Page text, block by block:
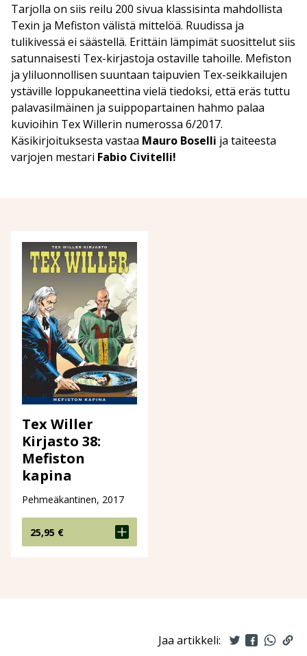
Tarjolla on siis reilu 200 sivua klassisinta mahdollista
Texin ja Mefiston välistä mittelöä. Ruudissa ja
tulikivessä ei säästellä. Erittäin lämpimät suosittelut siis
satunnaisesti Tex-kirjastoja ostaville tahoille. Mefiston
ja yliluonnollisen suuntaan taipuvien Tex-seikkailujen
ystäville loppukaneettina vielä tiedoksi, että eräs tuttu
palavasilmäinen ja suippopartainen hahmo palaa
kuvioihin Tex Willerin numerossa 6/2017.
Käsikirjoituksesta vastaa Mauro Boselli ja taiteesta
varjojen mestari Fabio Civitelli!
Tex Willer
Kirjasto 38:
Mefiston
kapina
Pehmeäkantinen, 2017
25,95 €
Jaa artikkeli: